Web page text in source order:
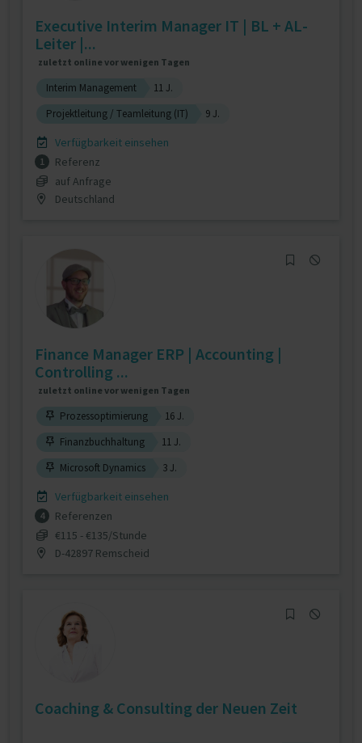
Executive Interim Manager IT | BL + AL-
Leiter |...
zuletzt online vor wenigen Tagen
Interim Management
11 J.
Projektleitung / Teamleitung (IT)
9 J.
Verfügbarkeit einsehen
1
Referenz
auf Anfrage
Deutschland
Finance Manager ERP | Accounting |
Controlling ...
zuletzt online vor wenigen Tagen
Prozessoptimierung
16 J.
Finanzbuchhaltung
11 J.
Microsoft Dynamics
3 J.
Verfügbarkeit einsehen
4
Referenzen
€115 - €135/Stunde
D-42897 Remscheid
Coaching & Consulting der Neuen Zeit